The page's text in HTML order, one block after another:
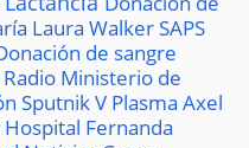
Laura WalkerSAPS
de sangre
Radio Ministerio de
Sputnik V Plasma Axel
Hospital Fernanda